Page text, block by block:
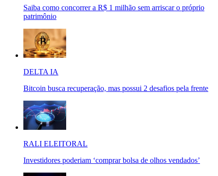
Saiba como concorrer a R$ 1 milhão sem arriscar o próprio
patrimônio
DELTA IA
Bitcoin busca recuperação, mas possui 2 desafios pela frente
RALI ELEITORAL
Investidores poderiam ‘comprar bolsa de olhos vendados’